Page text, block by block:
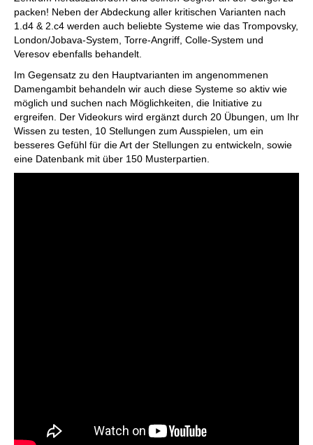
packen! Neben der Abdeckung aller kritischen Varianten nach
1.d4 & 2.c4 werden auch beliebte Systeme wie das Trompovsky,
London/Jobava-System, Torre-Angriff, Colle-System und
Veresov ebenfalls behandelt.
Im Gegensatz zu den Hauptvarianten im angenommenen
Damengambit behandeln wir auch diese Systeme so aktiv wie
möglich und suchen nach Möglichkeiten, die Initiative zu
ergreifen. Der Videokurs wird ergänzt durch 20 Übungen, um Ihr
Wissen zu testen, 10 Stellungen zum Ausspielen, um ein
besseres Gefühl für die Art der Stellungen zu entwickeln, sowie
eine Datenbank mit über 150 Musterpartien.